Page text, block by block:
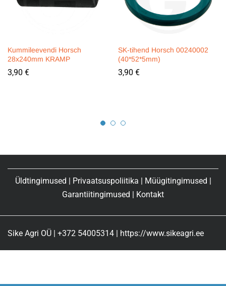
Kummileevendi Horsch
28x240mm KRAMP
3,90 €
SK-tihend Horsch 00240002
(40*52*5mm)
3,90 €
Üldtingimused Privaatsuspoliitika Müügitingimused
Garantiitingimused
Kontakt
Sike Agri OÜ | +372 54005314 | https://www.sikeagri.ee